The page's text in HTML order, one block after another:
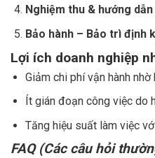
Nghiệm thu & hướng
Bảo hành – Bảo trì định
Lợi ích doanh nghiệp
Giảm chi phí vận hành
Ít gián đoạn công việc do
Tăng hiệu suất làm việc
FAQ (Các câu hỏi